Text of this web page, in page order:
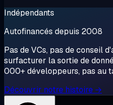
Indépendants
Autofinancés depuis 2008
Pas de VCs, pas de conseil
surfacturer la sortie de
000+ développeurs, pas au
Découvrir notre histoire →